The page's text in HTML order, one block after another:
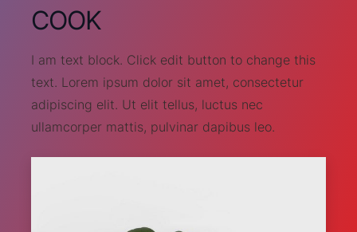
COOK
I am text block. Click edit button to change this
text. Lorem ipsum dolor sit amet, consectetur
adipiscing elit. Ut elit tellus, luctus nec
ullamcorper mattis, pulvinar dapibus leo.